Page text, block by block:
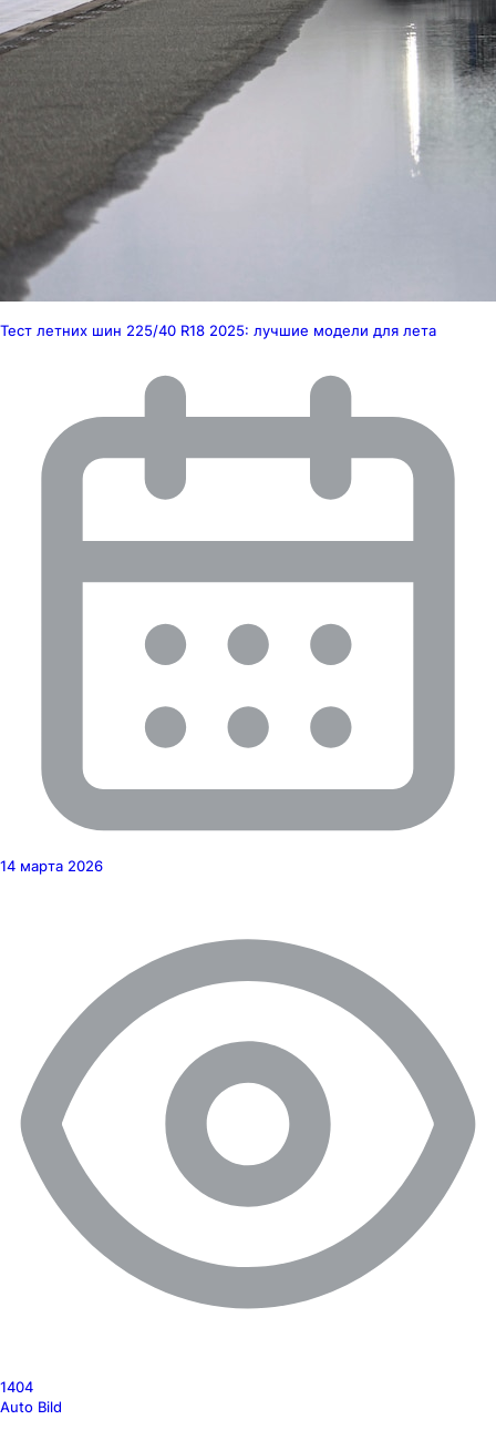
Тест летних шин 225/40 R18 2025: лучшие модели для лета
14 марта 2026
1404
Auto Bild